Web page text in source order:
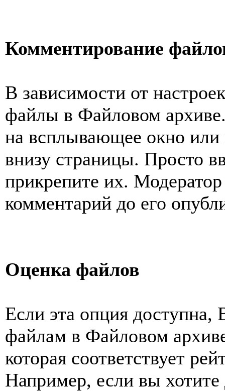
Комментирование
В зависимости от
файлы в Файловом
на всплывающее окно или
внизу страницы. Просто
прикрепите их.
комментарий до его
Оценка файлов
Если эта опция доступна,
файлам в Файловом
которая соответствует
Например, если вы